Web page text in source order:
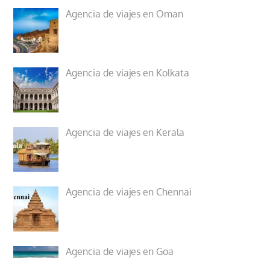
Agencia de viajes en Oman
Agencia de viajes en Kolkata
Agencia de viajes en Kerala
Agencia de viajes en Chennai
Agencia de viajes en Goa